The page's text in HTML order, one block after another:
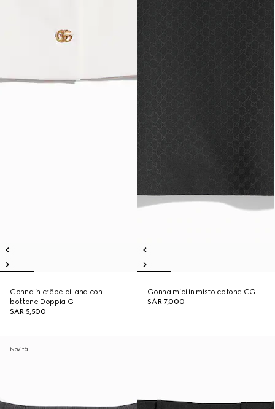
Gonna in crêpe di lana con
bottone Doppia G
SAR 5,500
Gonna midi in misto cotone GG
SAR 7,000
Novità